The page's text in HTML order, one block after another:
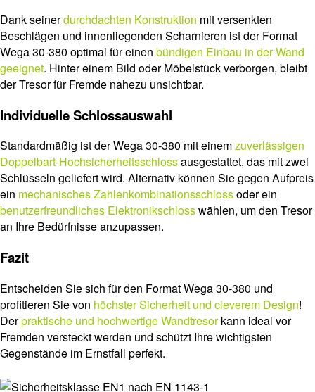
Dank seinerdurchdachten Konstruktion mit versenkten
Beschlägen und innenliegenden Scharnieren ist der Format
Wega 30-380 optimal für einen bündigen Einbau in der Wand
geeignet. Hinter einem Bild oder Möbelstück verborgen, bleibt
der Tresor für Fremde nahezu unsichtbar.
Individuelle Schlossauswahl
Standardmäßig ist der Wega 30-380 mit einemzuverlässigen
Doppelbart-Hochsicherheitsschlossausgestattet, das mit zwei
Schlüsseln geliefert wird. Alternativ können Sie gegen Aufpreis
ein mechanisches Zahlenkombinationsschlossoder ein
benutzerfreundliches Elektronikschlosswählen, um den Tresor
an Ihre Bedürfnisse anzupassen.
Fazit
Entscheiden Sie sich für den Format Wega 30-380 und
profitieren Sie von höchster Sicherheit und cleverem Design!
Derpraktische und hochwertige Wandtresorkann ideal vor
Fremden versteckt werden und schützt Ihre wichtigsten
Gegenstände im Ernstfall perfekt.